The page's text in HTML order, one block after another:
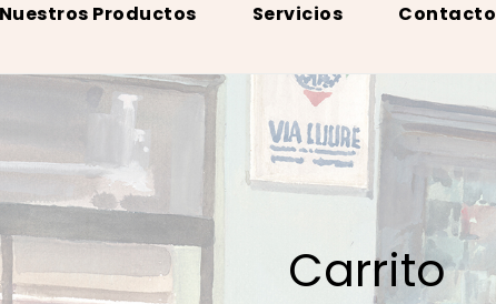
Nuestros Productos Servicios Contacto
Carrito